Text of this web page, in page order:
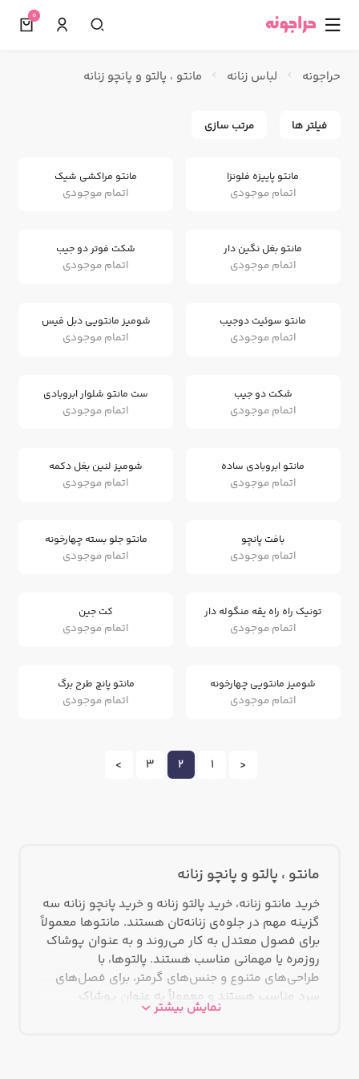
☰
0
حراجونه لباس زنانه مانتو ، پالتو و پانچو زنانه
فیلتر ها مرتب سازی
مانتو پاییزه فلونزا
اتمام موجودی
مانتو مراکشی شیک
اتمام موجودی
مانتو بغل نگین دار
اتمام موجودی
شکت فوتر دو جیب
اتمام موجودی
مانتو سوئیت دوجیب
اتمام موجودی
شومیز مانتویی دبل فیس
اتمام موجودی
شکت دو جیب
اتمام موجودی
ست مانتو شلوار ابروبادی
اتمام موجودی
مانتو ابروبادی ساده
اتمام موجودی
شومیز لنین بغل دکمه
اتمام موجودی
بافت پانچو
اتمام موجودی
مانتو جلو بسته چهارخونه
اتمام موجودی
تونیک راه راه یقه منگوله دار
اتمام موجودی
کت جین
اتمام موجودی
شومیز مانتویی چهارخونه
اتمام موجودی
مانتو پانچ طرح برگ
اتمام موجودی
<
1
2
3
>
مانتو ، پالتو و پانچو زنانه
خرید مانتو زنانه، خرید پالتو زنانه و خرید پانچو زنانه سه
گزینه مهم در جلوه‌ی زنانه‌تان هستند. مانتوها معمولاً
برای فصول معتدل به کار می‌روند و به عنوان پوشاک
روزمره یا مهمانی مناسب هستند. پالتوها، با
طراحی‌های متنوع و جنس‌های گرمتر، برای فصل‌های
سرد مناسب هستند و معمولاً به عنوان پوشاک
خودرویی یا فرمال تر منتخب می‌شوند. پانچو‌ها اغلب از
نمایش بیشتر